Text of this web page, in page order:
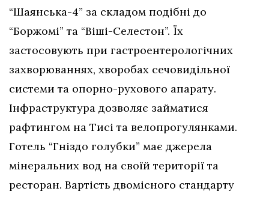
“Шаянська-4” за складом подібні до
“Боржомі” та “Віші-Селестон”. Їх
застосовують при гастроентерологічних
захворюваннях, хворобах сечовидільної
системи та опорно-рухового апарату.
Інфраструктура дозволяє займатися
рафтингом на Тисі та велопрогулянками.
Готель “Гніздо голубки” має джерела
мінеральних вод на своїй території та
ресторан. Вартість двомісного стандарту